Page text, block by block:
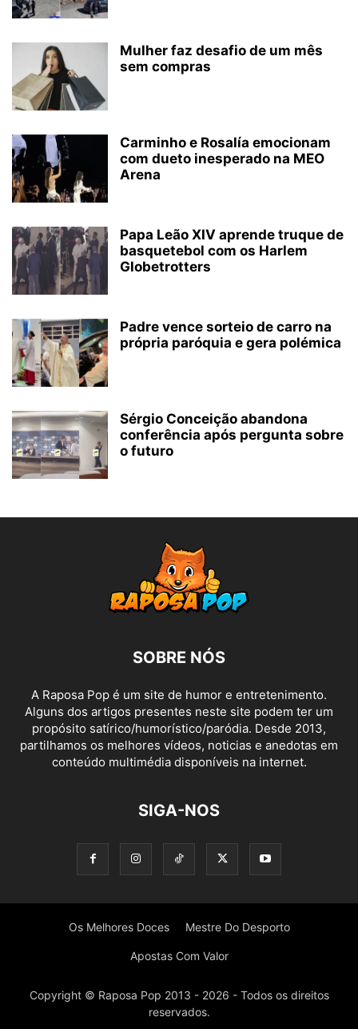
Mulher faz desafio de um mês
sem compras
Carminho e Rosalía emocionam
com dueto inesperado na MEO
Arena
Papa Leão XIV aprende truque de
basquetebol com os Harlem
Globetrotters
Padre vence sorteio de carro na
própria paróquia e gera polémica
Sérgio Conceição abandona
conferência após pergunta sobre
o futuro
SOBRE NÓS
A Raposa Pop é um site de humor e entretenimento.
Alguns dos artigos presentes neste site podem ter um
propósito satírico/humorístico/paródia. Desde 2013,
partilhamos os melhores vídeos, noticias e anedotas em
conteúdo multimédia disponíveis na internet.
SIGA-NOS
Os Melhores Doces Mestre Do Desporto
Apostas Com Valor
Copyright © Raposa Pop 2013 - 2026 - Todos os direitos
reservados.